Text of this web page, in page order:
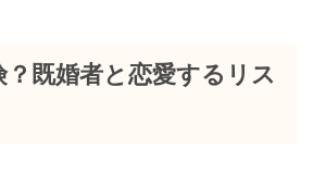
既婚者と恋愛するリス